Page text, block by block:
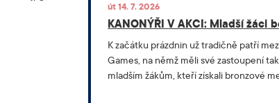
út 14. 7. 2026
KANONÝŘI V AKCI: Mladší žáci
K začátku prázdnin už tradičně patří
Games, na němž měli své zastoupení
mladším žákům, kteří získali bronzové